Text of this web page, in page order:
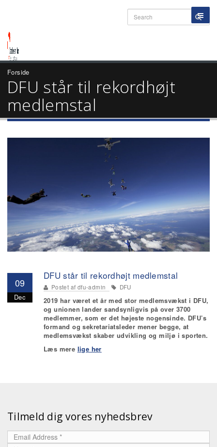
Forside
DFU står til rekordhøjt
medlemstal
09
Dec
DFU står til rekordhøjt medlemstal
Postet af dfu-admin DFU
2019 har været et år med stor medlemsvækst i DFU,
og unionen lander sandsynligvis på over 3700
medlemmer, som er det højeste nogensinde. DFU’s
formand og sekretariatsleder mener begge, at
medlemsvækst skaber udvikling og miljø i sporten.
Læs mere lige her
Tilmeld dig vores nyhedsbrev